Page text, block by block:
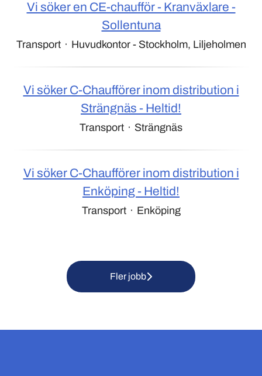
Vi söker en CE-chaufför - Kranväxlare -
Sollentuna
Transport · Huvudkontor - Stockholm, Liljeholmen
Vi söker C-Chaufförer inom distribution i
Strängnäs - Heltid!
Transport · Strängnäs
Vi söker C-Chaufförer inom distribution i
Enköping - Heltid!
Transport · Enköping
Fler jobb